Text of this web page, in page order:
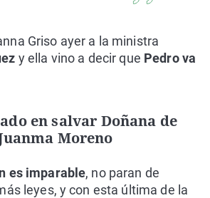
Griso ayer a la ministra
y ella vino a decir que Pedro va
en salvar Doñana de
Moreno
es imparable, no paran de
leyes, y con esta última de la